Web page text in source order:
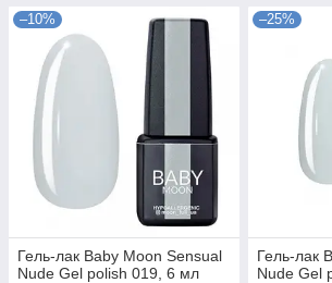
–10%
Гель-лак Baby Moon Sensual
Nude Gel polish 019, 6 мл
–25%
Гель-лак
Nude Gel